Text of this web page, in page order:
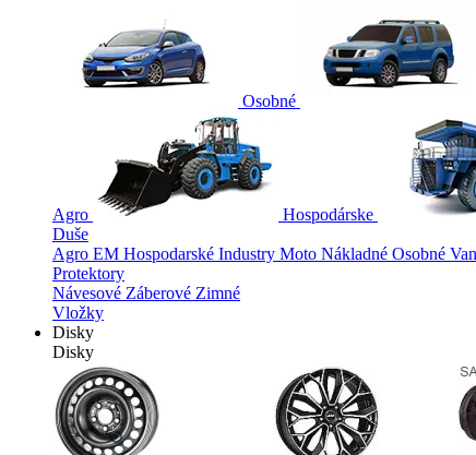
Osobné
Agro Hospodárske
Duše
Agro EM Hospodarské Industry Moto Nákladné Osobné Van
Protektory
Návesové Záberové Zimné
Vložky
Disky
Disky